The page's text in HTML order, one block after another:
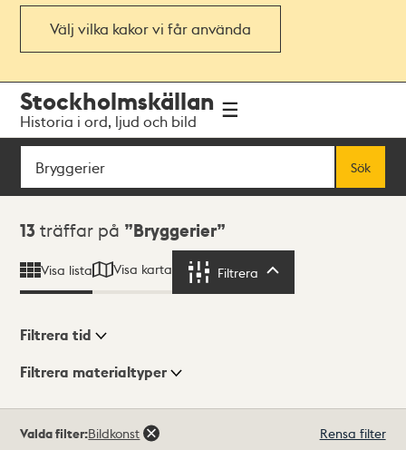
Välj vilka kakor vi får använda
navigationen
huvudinnehållet
Stockholmskällan
Historia i ord, ljud och bild
Sök
Sök
Sökresultat
13 träffar på Bryggerier
Visa lista Visa karta Filtrera
Visningsläge
Filtrera tid
Filtrera materialtyper
träffar
Valda filter:Bildkonst Rensa filter